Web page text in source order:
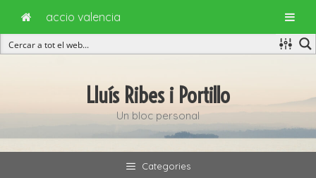
Lluís Ribes i Portillo
Un bloc personal
Categories
accio valencia